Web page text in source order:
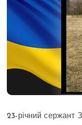
23-річний сержант